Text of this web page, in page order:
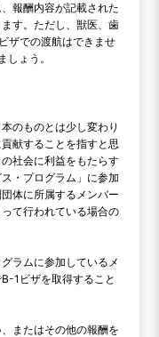
報酬内容が記載された
す。ただし、獣医、歯
ザでの渡航はできませ
ょう。
のものとは少し変わり
献することを指すと思
社会に利益をもたらす
・プログラム」に参加
体に所属するメンバー
て行われている場合の
ラムに参加しているメ
1ビザを取得すること
またはその他の報酬を